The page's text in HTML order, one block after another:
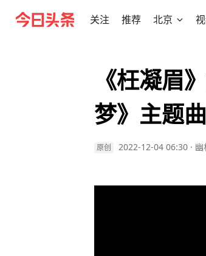
关注 推荐 北京
《枉凝眉
梦》主题曲
原创 2022-12-04 06:30 · 幽